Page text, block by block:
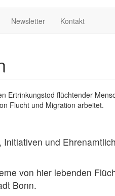
Newsletter Kontakt
Ertrinkungstod flüchtender
Flucht und Migration arbeitet.
und
von hier lebenden
Bonn.